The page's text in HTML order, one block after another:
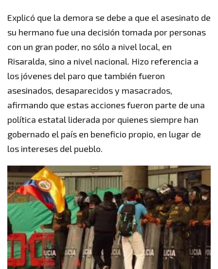
Explicó que la demora se debe a que el asesinato de
su hermano fue una decisión tomada por personas
con un gran poder, no sólo a nivel local, en
Risaralda, sino a nivel nacional. Hizo referencia a
los jóvenes del paro que también fueron
asesinados, desaparecidos y masacrados,
afirmando que estas acciones fueron parte de una
política estatal liderada por quienes siempre han
gobernado el país en beneficio propio, en lugar de
los intereses del pueblo.